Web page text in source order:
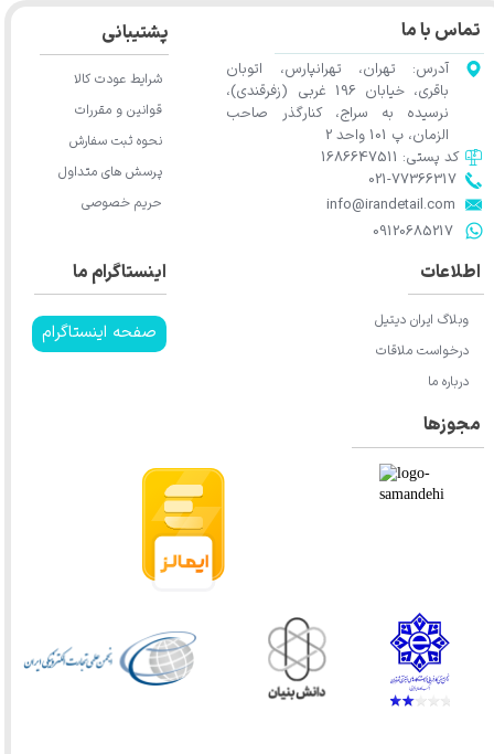
★
★★★ ★
تماس با ما
آدرس: تهران، تهرانپارس، اتوبان
باقری، خیابان 196 غربی (زفرقندی)،
نرسیده به سراج، کنارگذر صاحب
الزمان، پ 101 واحد 2
​​​​​​​info@irandetail.com
021-77366317​​​​​​​​​​​​​​​​​​​​​
​​​​​​​09120685217​​​​​​​
کد پستی: 1686647511
اینستاگرام ما
صفحه اینستاگرام
اطلاعات
وبلاگ ایران دیتیل
درخواست ملاقات
درباره ما
پشتیبانی
شرایط عودت کالا
قوانین و مقررات
نحوه ثبت سفارش
پرسش های متداول
حریم خصوصی
مجوزها